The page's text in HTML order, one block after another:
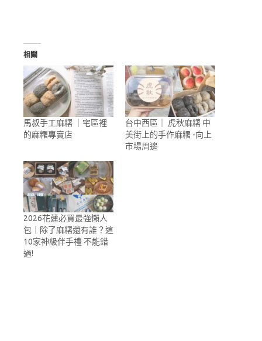
相關
馬叔手工麻糬 ｜宅區裡
的麻糬專賣店
台中西區｜ 虎秋麻糬 中
美街上的手作麻糬 -向上
市場周邊
2026花蓮必買最強懶人
包｜除了麻糬還有誰？這
10家神級伴手禮 不能錯
過!